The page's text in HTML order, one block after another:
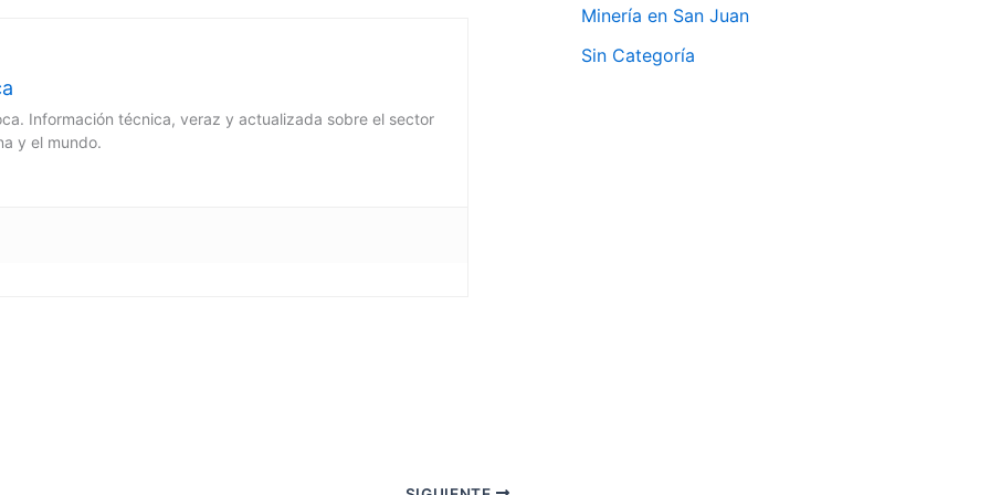
Información técnica, veraz y actualizada sobre el sector
y el mundo.
Minería en San Juan
Sin Categoría